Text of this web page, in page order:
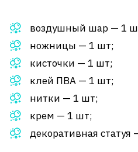
воздушный шар — 1
ножницы — 1 шт;
кисточки — 1 шт;
клей ПВА — 1 шт;
нитки — 1 шт;
крем — 1 шт;
декоративная